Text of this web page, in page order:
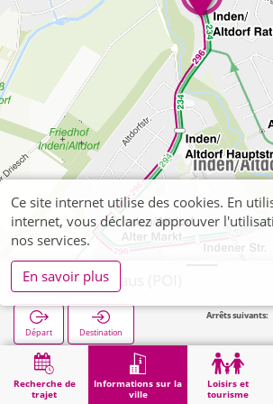
Recherche de
trajet
Informations sur la
ville
Loisirs et
tourisme
Inden, Rathaus (POI)
Départ Destination
Arrêts suivants:
Démarrage Informations sur la ville Administration Inden,
Ce site internet utilise des cookies. En
internet, vous déclarez approuver
nos services.
En savoir plus